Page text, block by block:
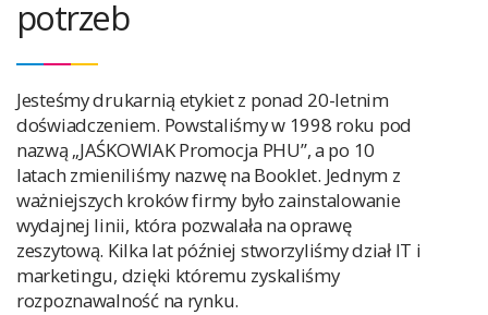
potrzeb
Jesteśmy drukarnią etykiet z ponad 20-letnim
doświadczeniem. Powstaliśmy w 1998 roku pod
nazwą „JAŚKOWIAK Promocja PHU”, a po 10
latach zmieniliśmy nazwę na Booklet. Jednym z
ważniejszych kroków firmy było zainstalowanie
wydajnej linii, która pozwalała na oprawę
zeszytową. Kilka lat później stworzyliśmy dział IT i
marketingu, dzięki któremu zyskaliśmy
rozpoznawalność na rynku.